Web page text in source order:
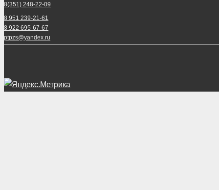
8(351) 248-22-09
8 951 239-21-61
8 922 695-67-67
ptpzs@yandex.ru